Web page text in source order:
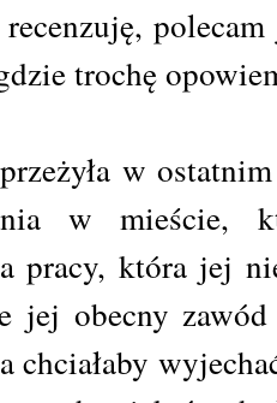
trochę
w
w mieście,
pracy, która jej
jej obecny
chciałaby